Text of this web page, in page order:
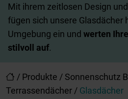
/ Produkte / Sonnenschutz
Terrassendächer / Glasdächer
Mit ihrem zeitlosen Design
fügen sich unsere Glasdächer
Umgebung ein und werten
stilvoll auf.